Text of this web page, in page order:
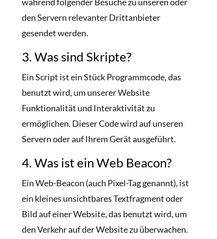
den Servern relevanter Drittanbieter
gesendet werden.
3. Was sind Skripte?
Ein Script ist ein Stück Programmcode, das
benutzt wird, um unserer Website
Funktionalität und Interaktivität zu
ermöglichen. Dieser Code wird auf unseren
Servern oder auf Ihrem Gerät ausgeführt.
4. Was ist ein Web Beacon?
Ein Web-Beacon (auch Pixel-Tag genannt), ist
ein kleines unsichtbares Textfragment oder
Bild auf einer Website, das benutzt wird, um
den Verkehr auf der Website zu überwachen.